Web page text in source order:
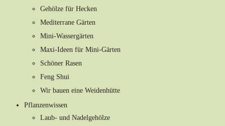
Gehölze für Hecken
Mediterrane Gärten
Mini-Wassergärten
Maxi-Ideen für Mini-Gärten
Schöner Rasen
Feng Shui
Wir bauen eine Weidenhütte
Pflanzenwissen
Laub- und Nadelgehölze